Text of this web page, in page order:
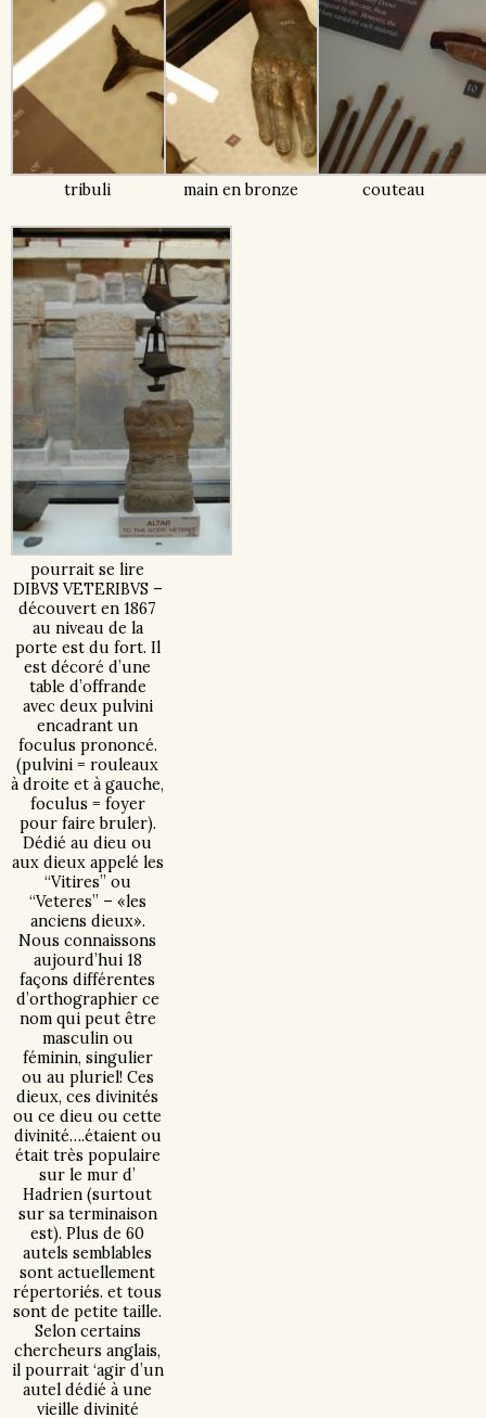
tribuli main en bronze couteau
pourrait se lire
DIBVS VETERIBVS –
découvert en 1867
au niveau de la
porte est du fort. Il
est décoré d’une
table d’offrande
avec deux pulvini
encadrant un
foculus prononcé.
(pulvini = rouleaux
à droite et à gauche,
foculus = foyer
pour faire bruler).
Dédié au dieu ou
aux dieux appelé les
“Vitires” ou
“Veteres” – «les
anciens dieux».
Nous connaissons
aujourd’hui 18
façons différentes
d’orthographier ce
nom qui peut être
masculin ou
féminin, singulier
ou au pluriel! Ces
dieux, ces divinités
ou ce dieu ou cette
divinité….étaient ou
était très populaire
sur le mur d’
Hadrien (surtout
sur sa terminaison
est). Plus de 60
autels semblables
sont actuellement
répertoriés. et tous
sont de petite taille.
Selon certains
chercheurs anglais,
il pourrait ‘agir d’un
autel dédié à une
vieille divinité